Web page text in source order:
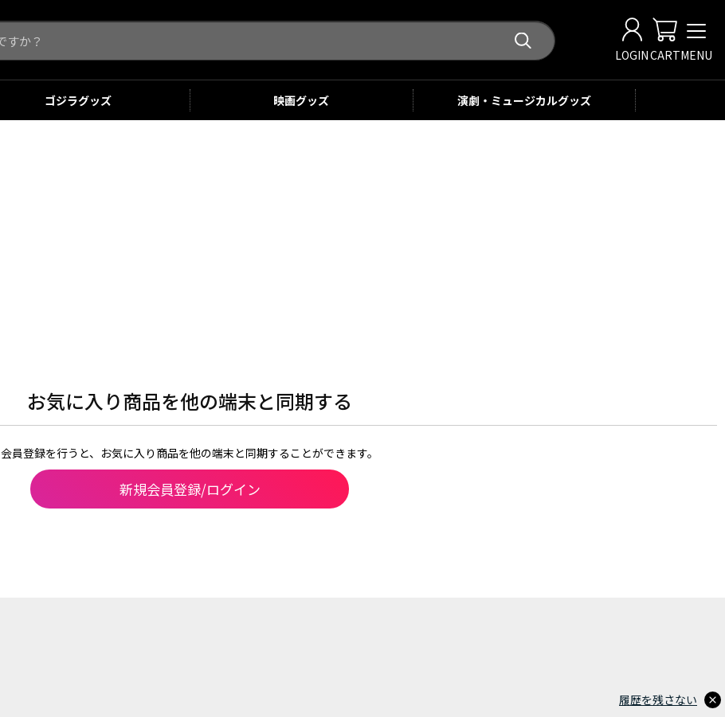
LOGINCARTMENU
ゴジラグッズ 映画グッズ 演劇・ミュージカルグッズ
お気に入り商品を他の端末と同期する
会員登録を行うと、お気に入り商品を他の端末と同期することができます。
新規会員登録/ログイン
履歴を残さない